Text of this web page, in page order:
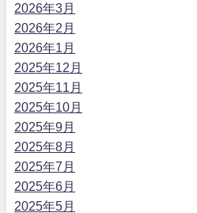
2026年3月
2026年2月
2026年1月
2025年12月
2025年11月
2025年10月
2025年9月
2025年8月
2025年7月
2025年6月
2025年5月